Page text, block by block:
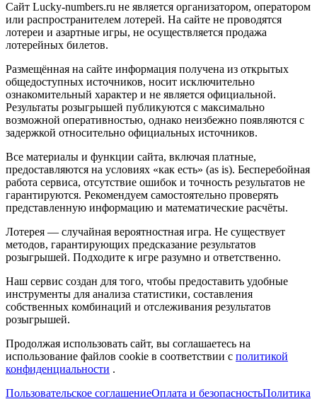
Сайт Lucky-numbers.ru не является организатором, оператором
или распространителем лотерей. На сайте не проводятся
лотереи и азартные игры, не осуществляется продажа
лотерейных билетов.
Размещённая на сайте информация получена из открытых
общедоступных источников, носит исключительно
ознакомительный характер и не является официальной.
Результаты розыгрышей публикуются с максимально
возможной оперативностью, однако неизбежно появляются с
задержкой относительно официальных источников.
Все материалы и функции сайта, включая платные,
предоставляются на условиях «как есть» (as is). Бесперебойная
работа сервиса, отсутствие ошибок и точность результатов не
гарантируются. Рекомендуем самостоятельно проверять
представленную информацию и математические расчёты.
Лотерея — случайная вероятностная игра. Не существует
методов, гарантирующих предсказание результатов
розыгрышей. Подходите к игре разумно и ответственно.
Наш сервис создан для того, чтобы предоставить удобные
инструменты для анализа статистики, составления
собственных комбинаций и отслеживания результатов
розыгрышей.
Продолжая использовать сайт, вы соглашаетесь на
использование файлов cookie в соответствии с политикой
конфиденциальности .
Пользовательское соглашениеОплата и безопасностьПолитика